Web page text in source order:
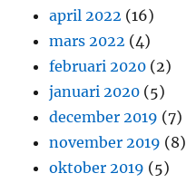
april 2022 (16)
mars 2022 (4)
februari 2020 (2)
januari 2020 (5)
december 2019 (7)
november 2019 (8)
oktober 2019 (5)